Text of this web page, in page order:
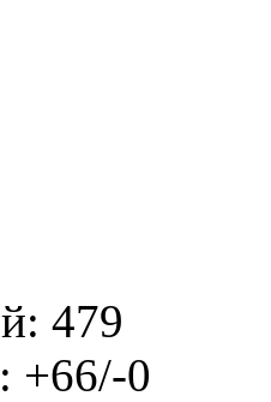
479
+66/-0